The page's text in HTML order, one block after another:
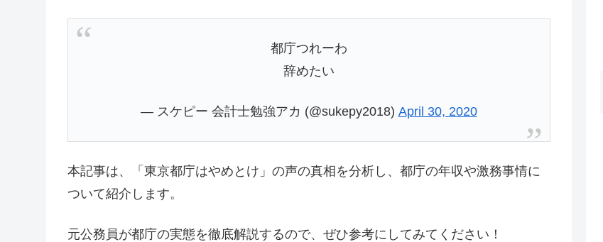
都庁つれーわ
辞めたい
— スケピー 会計士勉強アカ (@sukepy2018) April 30, 2020
本記事は、「東京都庁はやめとけ」の声の真相を分析し、都庁の年収や激務事情に
ついて紹介します。
元公務員が都庁の実態を徹底解説するので、ぜひ参考にしてみてください！